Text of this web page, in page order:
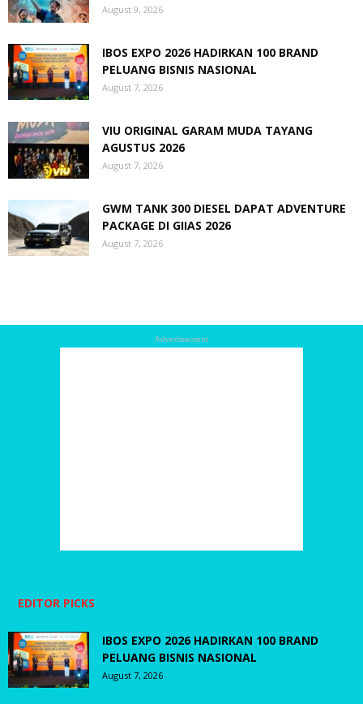
August 9, 2026
IBOS EXPO 2026 HADIRKAN 100 BRAND
PELUANG BISNIS NASIONAL
August 7, 2026
VIU ORIGINAL GARAM MUDA TAYANG
AGUSTUS 2026
August 7, 2026
GWM TANK 300 DIESEL DAPAT ADVENTURE
PACKAGE DI GIIAS 2026
August 7, 2026
Advertisement
EDITOR PICKS
IBOS EXPO 2026 HADIRKAN 100 BRAND
PELUANG BISNIS NASIONAL
August 7, 2026